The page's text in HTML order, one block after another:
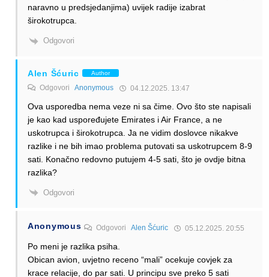
naravno u predsjedanjima) uvijek radije izabrat
širokotrupca.
Odgovori
Alen Šćuric Author
Odgovori Anonymous 04.12.2025. 13:47
Ova usporedba nema veze ni sa čime. Ovo što ste napisali
je kao kad uspoređujete Emirates i Air France, a ne
uskotrupca i širokotrupca. Ja ne vidim doslovce nikakve
razlike i ne bih imao problema putovati sa uskotrupcem 8-9
sati. Konačno redovno putujem 4-5 sati, što je ovdje bitna
razlika?
Odgovori
Anonymous OdgovoriAlen Šćuric 05.12.2025. 20:55
Po meni je razlika psiha.
Obican avion, uvjetno receno “mali” ocekuje covjek za
krace relacije, do par sati. U principu sve preko 5 sati